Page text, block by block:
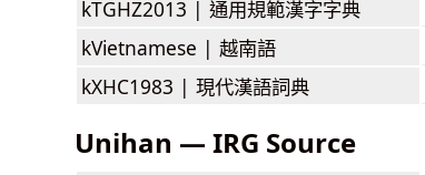
kTGHZ2013 | 通用規範漢字字典
kVietnamese | 越南語
kXHC1983 | 現代漢語詞典
Unihan — IRG Source